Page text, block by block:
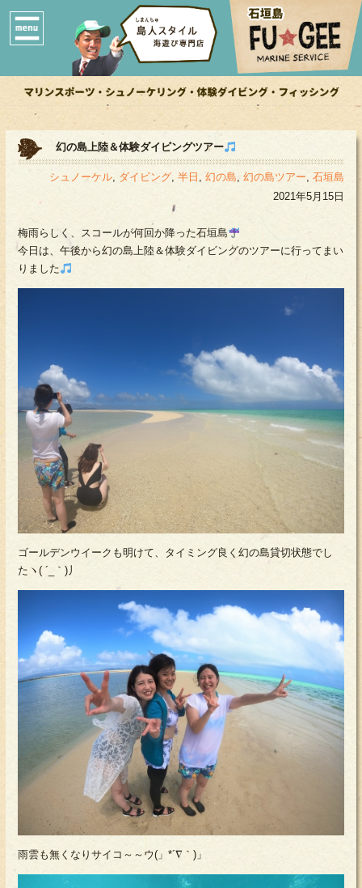
幻の島上陸＆体験ダイビングツアー
シュノーケル, ダイビング, 半日 , 幻の島, 幻の島ツアー, 石垣島
2021年5月15日
梅雨らしく、スコールが何回か降った石垣島
今日は、午後から幻の島上陸＆体験ダイビングのツアーに行ってまい
りました
ゴールデンウイークも明けて、タイミング良く幻の島貸切状態でし
たヽ( ´_｀)丿
雨雲も無くなりサイコ～～ウ(」*´∇｀)」